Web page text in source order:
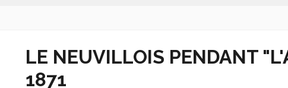
LE NEUVILLOIS PENDANT
1871